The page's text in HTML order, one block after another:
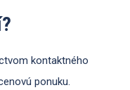
kontaktného
ponuku.